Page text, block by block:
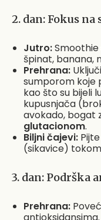
2. dan: Fokus
Jutro:
špinat, banana,
Prehrana:
sumporom koje
kao što su bijeli
kupusnjača
avokado, bogat
glutacionom.
Biljni čajevi:
(sikavice)
3. dan: Podrška
Prehrana: